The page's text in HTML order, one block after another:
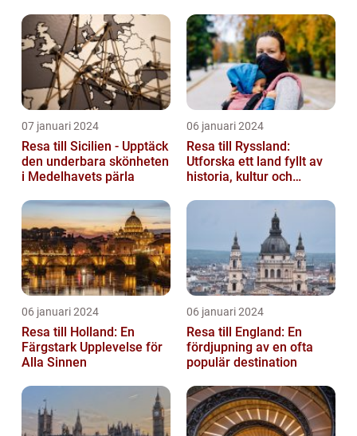
07 januari 2024
Resa till Sicilien - Upptäck
den underbara skönheten
i Medelhavets pärla
06 januari 2024
Resa till Ryssland:
Utforska ett land fyllt av
historia, kultur och
06 januari 2024
Resa till Holland: En
Färgstark Upplevelse för
Alla Sinnen
06 januari 2024
Resa till England: En
fördjupning av en ofta
populär destination